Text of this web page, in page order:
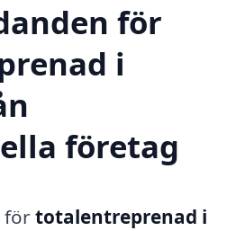
för
i
företag
förtotalentreprenad i